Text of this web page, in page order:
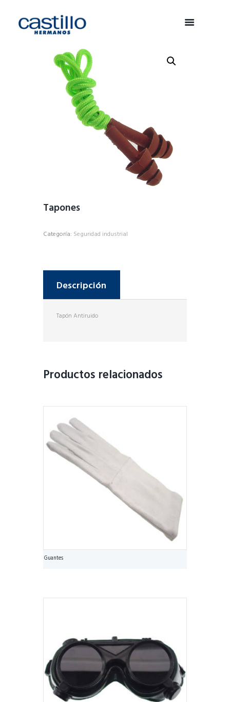
Tapones
Categoría: Seguridad industrial
Descripción
Tapón Antiruido
Productos relacionados
Guantes